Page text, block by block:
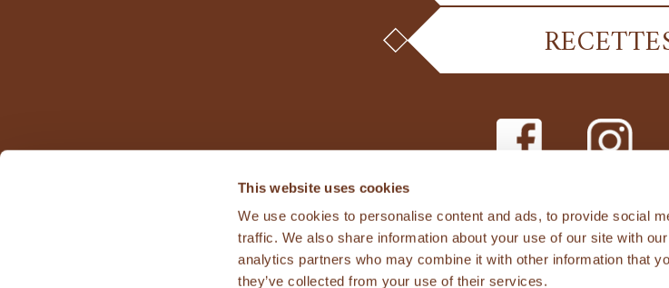
This website uses cookies
We use cookies to personalise content and ads, to provide social
traffic. We also share information about your use of our site with
analytics partners who may combine it with other information that
they’ve collected from your use of their services.
PRIVACY